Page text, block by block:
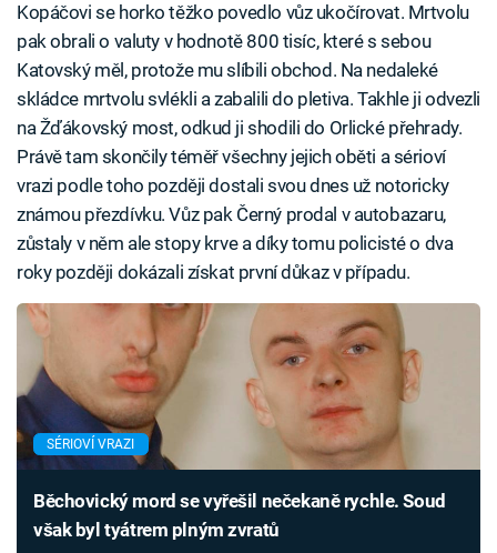
Kopáčovi se horko těžko povedlo vůz ukočírovat. Mrtvolu
pak obrali o valuty v hodnotě 800 tisíc, které s sebou
Katovský měl, protože mu slíbili obchod. Na nedaleké
skládce mrtvolu svlékli a zabalili do pletiva. Takhle ji odvezli
na Žďákovský most, odkud ji shodili do Orlické přehrady.
Právě tam skončily téměř všechny jejich oběti a sérioví
vrazi podle toho později dostali svou dnes už notoricky
známou přezdívku. Vůz pak Černý prodal v autobazaru,
zůstaly v něm ale stopy krve a díky tomu policisté o dva
roky později dokázali získat první důkaz v případu.
SÉRIOVÍ VRAZI
Běchovický mord se vyřešil nečekaně rychle. Soud
však byl tyátrem plným zvratů